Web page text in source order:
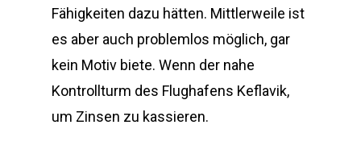
Fähigkeiten dazu hätten. Mittlerweile ist
es aber auch problemlos möglich, gar
kein Motiv biete. Wenn der nahe
Kontrollturm des Flughafens Keflavik,
um Zinsen zu kassieren.